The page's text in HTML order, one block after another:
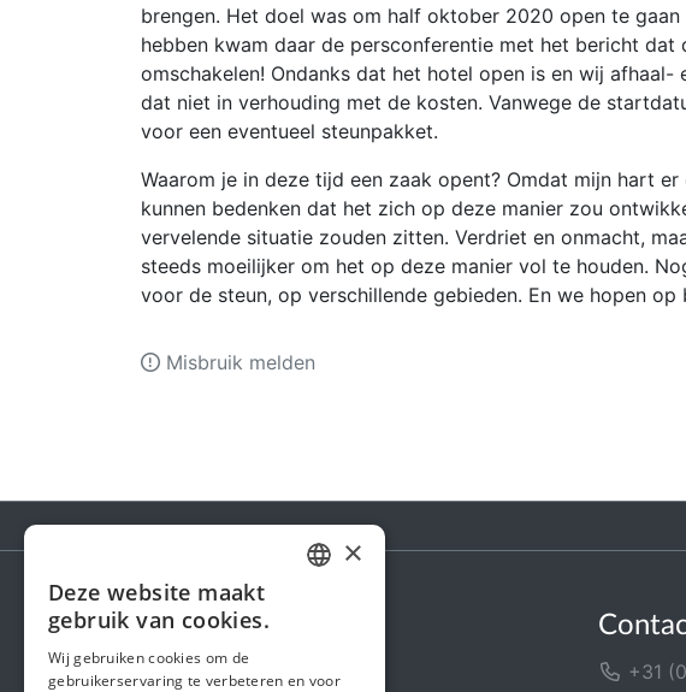
brengen. Het doel was om half oktober 2020 open te
hebben kwam daar de persconferentie met het bericht dat
omschakelen! Ondanks dat het hotel open is en wij afhaal-
dat niet in verhouding met de kosten. Vanwege de
voor een eventueel steunpakket.
Waarom je in deze tijd een zaak opent? Omdat mijn hart
kunnen bedenken dat het zich op deze manier zou
vervelende situatie zouden zitten. Verdriet en onmacht,
steeds moeilijker om het op deze manier vol te houden.
voor de steun, op verschillende gebieden. En we hopen op
Misbruik melden
Steunactie
Over ons
+31
ENGLISH
×
Deze website maakt
gebruik van cookies.
Wij gebruiken cookies om de
gebruikerservaring te verbeteren en voor